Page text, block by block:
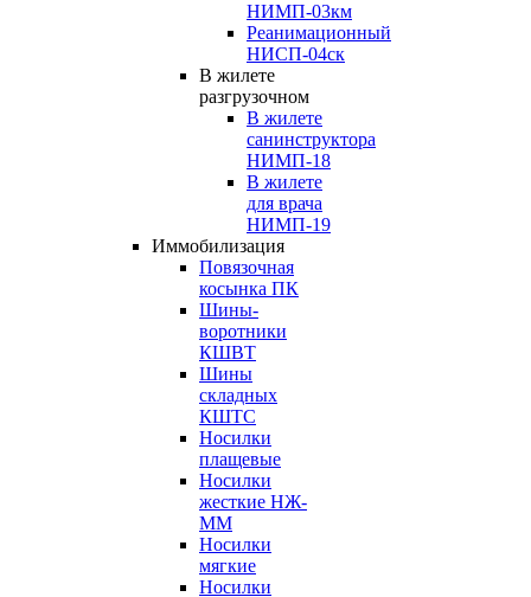
НИМП-03км
Реанимационный
НИСП-04ск
В жилете
разгрузочном
В жилете
санинструктора
НИМП-18
В жилете
для врача
НИМП-19
Иммобилизация
Повязочная
косынка ПК
Шины-
воротники
КШВТ
Шины
складных
КШТС
Носилки
плащевые
Носилки
жесткие НЖ-
ММ
Носилки
мягкие
Носилки